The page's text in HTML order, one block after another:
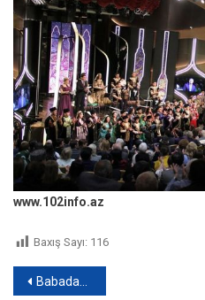
www.102info.az
Baxış Sayı: 116
Yazı
Babadağ dağında bir neçə nəfər köməksiz vəziyyətdə qalıb